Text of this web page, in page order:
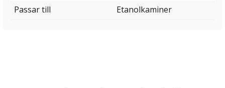
Passar till Etanolkaminer